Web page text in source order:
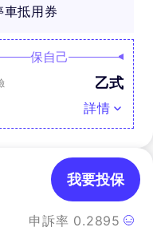
抵用券
保自己
乙式
詳情
申訴率 0.2895
我要投保